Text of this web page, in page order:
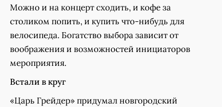
Можно и на концерт сходить, и кофе за
столиком попить, и купить что-нибудь для
велосипеда. Богатство выбора зависит от
воображения и возможностей инициаторов
мероприятия.
Встали в круг
«Царь Грейдер» придумал новгородский